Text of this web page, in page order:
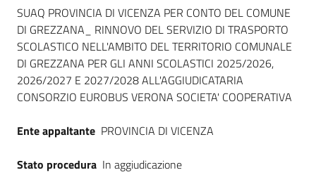
Seguici
su
Dati del bando
SUAQ PROVINCIA DI VICENZA PER CONTO DEL COMUNE
DI GREZZANA_ RINNOVO DEL SERVIZIO DI TRASPORTO
SCOLASTICO NELL'AMBITO DEL TERRITORIO COMUNALE
DI GREZZANA PER GLI ANNI SCOLASTICI 2025/2026,
2026/2027 E 2027/2028 ALL'AGGIUDICATARIA
CONSORZIO EUROBUS VERONA SOCIETA' COOPERATIVA
Ente appaltante PROVINCIA DI VICENZA
Stato procedura In aggiudicazione